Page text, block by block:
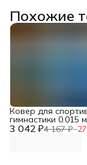
Похожие
3 042 ₽4 167 ₽−27
Ковер для
гимнастики 0.015 м
(плотность 25 кг/